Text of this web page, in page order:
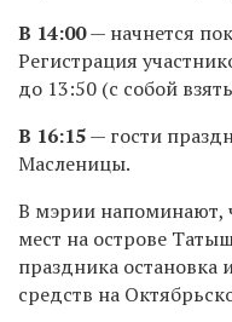
В 14:00— начнется
Регистрация
до 13:50 (с собой
В 16:15— гости
Масленицы. ​
В мэрии напоминают,
мест на острове
праздника остановка
средств на